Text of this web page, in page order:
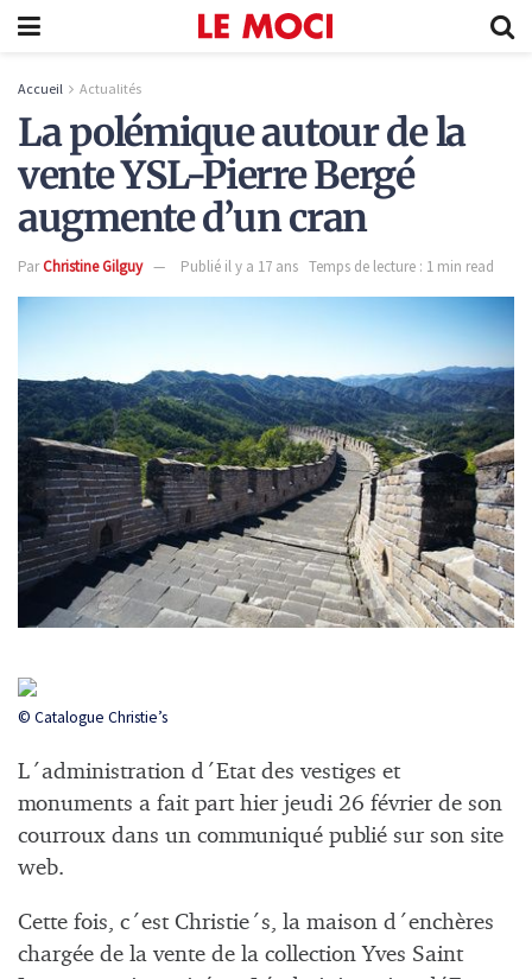
Accueil Actualités
La polémique autour de la
vente YSL-Pierre Bergé
augmente d’un cran
ParChristine Gilguy Publié il y a 17 ans Temps de lecture : 1 min read
© Catalogue Christie’s
L´administration d´Etat des vestiges et
monuments a fait part hier jeudi 26 février de son
courroux dans un communiqué publié sur son site
web.
Cette fois, c´est Christie´s, la maison d´enchères
chargée de la vente de la collection Yves Saint